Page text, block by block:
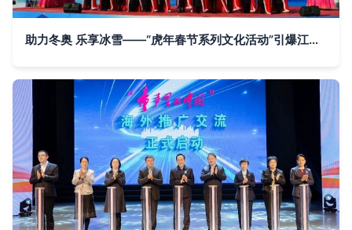
助力冬奥 乐享冰雪——“虎年春节系列文化活动”引爆江城冰雪热潮